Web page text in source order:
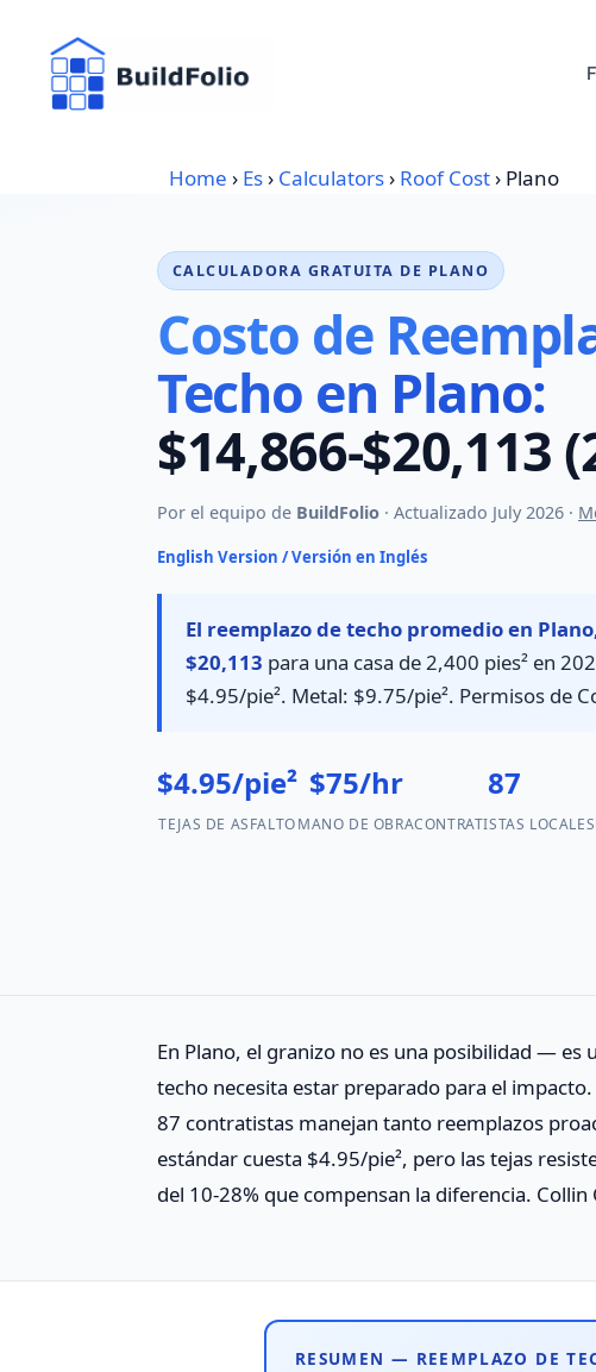
content
Home › Es› Calculators› Roof Cost› Plano
CALCULADORA GRATUITA DE PLANO
Costo de
Techo en Plano:
$14,866-$20,113
Por el equipo de BuildFolio · Actualizado July 2026 ·
English Version / Versión en Inglés
El reemplazo de techo promedio en
$20,113 para una casa de 2,400 pies² en
$4.95/pie². Metal: $9.75/pie². Permisos de
$4.95/pie²
TEJAS DE ASFALTO
$75/hr
MANO DE OBRA
87
CONTRATISTAS LOCALES
En Plano, el granizo no es una posibilidad —
techo necesita estar preparado para el
87 contratistas manejan tanto reemplazos
estándar cuesta $4.95/pie², pero las tejas
del 10-28% que compensan la diferencia.
RESUMEN — REEMPLAZO DE